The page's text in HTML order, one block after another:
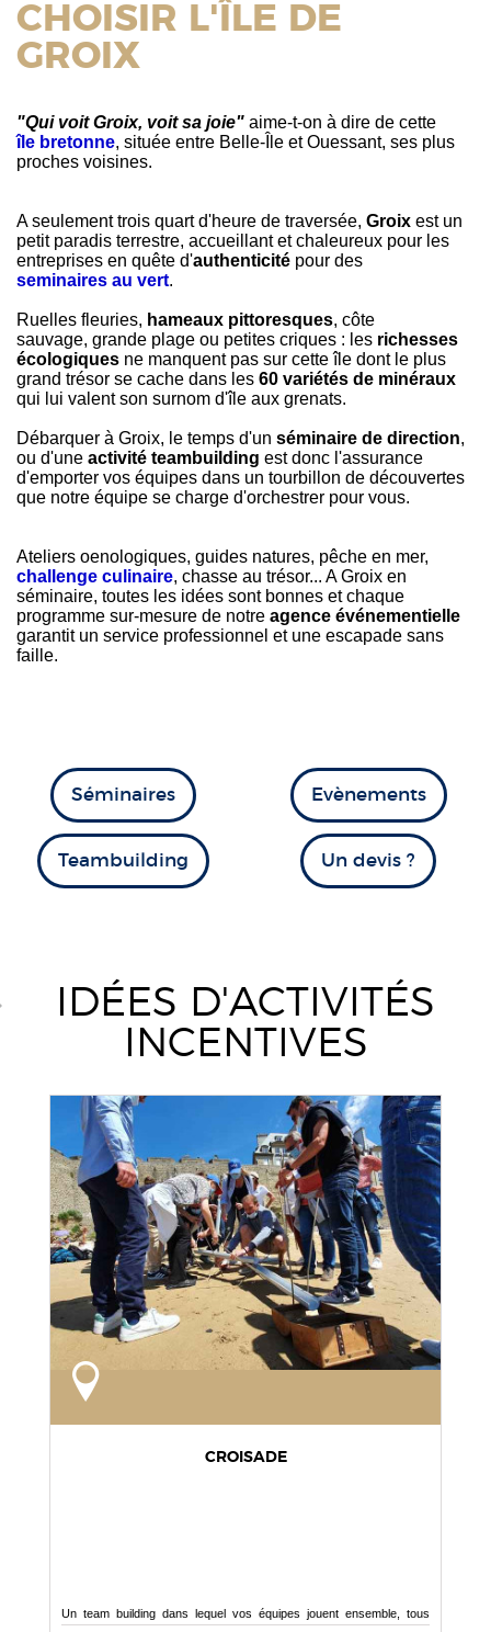
CHOISIR L'ÎLE DE
GROIX
"Qui voit Groix, voit sa joie" aime-t-on à dire de cette
île bretonne, située entre Belle-Île et Ouessant, ses plus
proches voisines.
A seulement trois quart d'heure de traversée, Groix est un
petit paradis terrestre, accueillant et chaleureux pour les
entreprises en quête d'authenticité pour des
seminaires au vert.
Ruelles fleuries, hameaux pittoresques, côte
sauvage, grande plage ou petites criques : les richesses
écologiques ne manquent pas sur cette île dont le plus
grand trésor se cache dans les 60 variétés de minéraux
qui lui valent son surnom d'île aux grenats.
Débarquer à Groix, le temps d'un séminaire de direction,
ou d'une activité teambuilding est donc l'assurance
d'emporter vos équipes dans un tourbillon de découvertes
que notre équipe se charge d'orchestrer pour vous.
Ateliers oenologiques, guides natures, pêche en mer,
challenge culinaire, chasse au trésor... A Groix en
séminaire, toutes les idées sont bonnes et chaque
programme sur-mesure de notre agence événementielle
garantit un service professionnel et une escapade sans
faille.
Séminaires Evènements
Teambuilding Un devis ?
IDÉES D'ACTIVITÉS
INCENTIVES
CROISADE
Un team building dans lequel vos équipes jouent ensemble, tous